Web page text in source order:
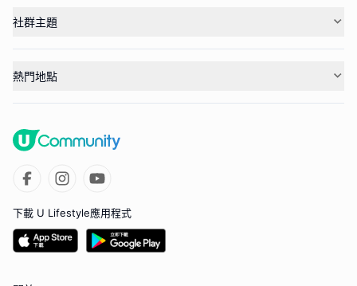
社群主題
熱門地點
下載 U Lifestyle應用程式